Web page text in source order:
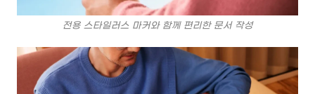
전용 스타일러스 마커와 함께 편리한 문서 작성